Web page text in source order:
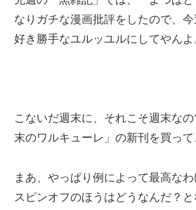
なりガチな漫画批評をしたので、
好き勝手なユルッユルにしてやんよ
こないだ週末に、それこそ週末な
末のワルキューレ」の新刊を買って
まあ、やっぱり例によって最高なわ
スピンオフのほうはどうなんだ？と